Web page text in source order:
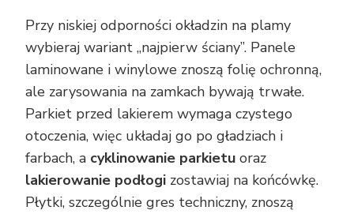
Przy niskiej odporności okładzin na plamy
wybieraj wariant „najpierw ściany”. Panele
laminowane i winylowe znoszą folię ochronną,
ale zarysowania na zamkach bywają trwałe.
Parkiet przed lakierem wymaga czystego
otoczenia, więc układaj go po gładziach i
farbach, a cyklinowanie parkietu oraz
lakierowanie podłogi zostawiaj na końcówkę.
Płytki, szczególnie gres techniczny, znoszą